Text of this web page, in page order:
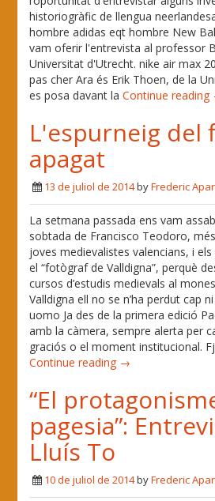
historiogràfic de llengua
hombre adidas eqt hombre New
vam oferir l'entrevista al professor
Universitat d'Utrecht. nike air max
pas cher Ara és Erik Thoen, de la
es posa davant laContinue
L'espurneig del
apagat
13 de juliol de 2014byFrederic
La setmana passada ens vam
sobtada de Francisco Teodoro,
joves medievalistes valencians, i
el “fotògraf de Valldigna”, perquè
cursos d’estudis medievals al
Valldigna ell no se n’ha perdut cap
uomo Ja des de la primera edició
amb la càmera, sempre alerta per
graciós o el moment institucional.
Continue reading →
“El
pagesia”:
Lluís To
10 de juliol de 2014byFrederic